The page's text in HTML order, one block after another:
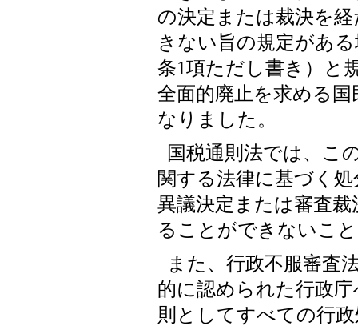
の決定または裁決を
きない旨の規定があ
条1項ただし書き）と
全面的廃止を求める
なりました。
国税通則法では、こ
関する法律に基づく
異議決定または審査
ることができないこ
また、行政不服審査
的に認められた行政
則としてすべての行